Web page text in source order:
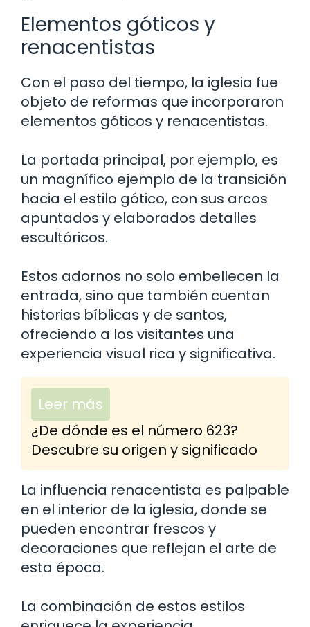
Elementos góticos y
renacentistas
Con el paso del tiempo, la iglesia fue
objeto de reformas que incorporaron
elementos góticos y renacentistas.
La portada principal, por ejemplo, es
un magnífico ejemplo de la transición
hacia el estilo gótico, con sus arcos
apuntados y elaborados detalles
escultóricos.
Estos adornos no solo embellecen la
entrada, sino que también cuentan
historias bíblicas y de santos,
ofreciendo a los visitantes una
experiencia visual rica y significativa.
Leer más
¿De dónde es el número 623?
Descubre su origen y significado
La influencia renacentista es palpable
en el interior de la iglesia, donde se
pueden encontrar frescos y
decoraciones que reflejan el arte de
esta época.
La combinación de estos estilos